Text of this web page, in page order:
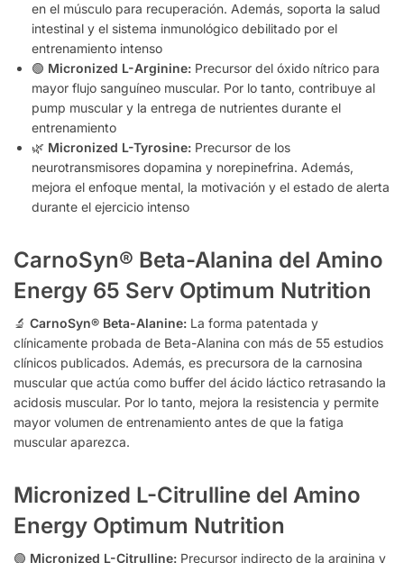
en el músculo para recuperación. Además, soporta la salud
intestinal y el sistema inmunológico debilitado por el
entrenamiento intenso
🟢 Micronized L-Arginine: Precursor del óxido nítrico para
mayor flujo sanguíneo muscular. Por lo tanto, contribuye al
pump muscular y la entrega de nutrientes durante el
entrenamiento
🌿 Micronized L-Tyrosine: Precursor de los
neurotransmisores dopamina y norepinefrina. Además,
mejora el enfoque mental, la motivación y el estado de alerta
durante el ejercicio intenso
CarnoSyn® Beta-Alanina del Amino
Energy 65 Serv Optimum Nutrition
🔬 CarnoSyn® Beta-Alanine: La forma patentada y
clínicamente probada de Beta-Alanina con más de 55 estudios
clínicos publicados. Además, es precursora de la carnosina
muscular que actúa como buffer del ácido láctico retrasando la
acidosis muscular. Por lo tanto, mejora la resistencia y permite
mayor volumen de entrenamiento antes de que la fatiga
muscular aparezca.
Micronized L-Citrulline del Amino
Energy Optimum Nutrition
🟢 Micronized L-Citrulline: Precursor indirecto de la arginina y